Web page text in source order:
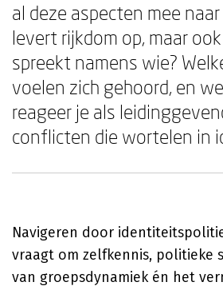
al deze aspecten mee
levert rijkdom op, maar
spreekt namens wie?
voelen zich gehoord, en
reageer je als
conflicten die wortelen in
Navigeren door
vraagt om zelfkennis, politieke
van groepsdynamiek én het